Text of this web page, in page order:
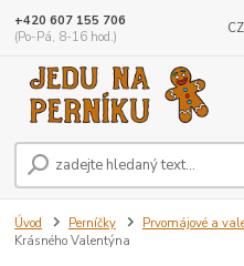
+420 607 155 706
(Po-Pá, 8-16 hod.)
Úvod Perníčky Prvomájové a
Krásného Valentýna